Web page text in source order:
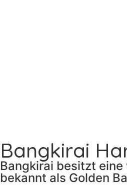
Bangkirai
Bangkirai besitzt
bekannt als Golden